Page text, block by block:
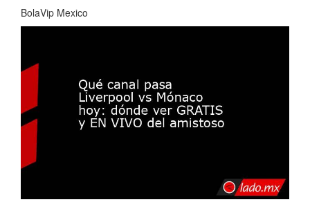
BolaVip Mexico